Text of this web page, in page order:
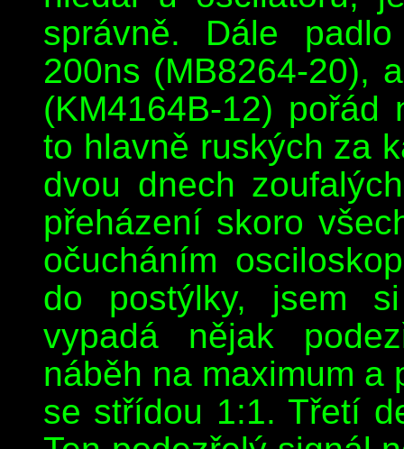
správně. Dále
200ns (MB8264-20),
(KM4164B-12)
to hlavně ruských za
dvou dnech
přeházení skoro
očucháním
do postýlky, jsem
vypadá nějak
náběh na maximum a
se střídou 1:1. Třetí